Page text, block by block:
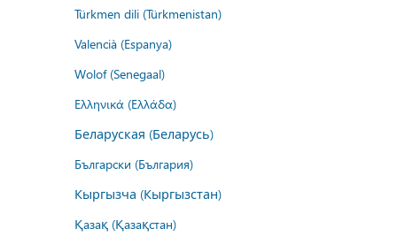
Türkmen dili (Türkmenistan)
Valencià (Espanya)
Wolof (Senegaal)
Ελληνικά (Ελλάδα)
Беларуская (Беларусь)
Български (България)
Кыргызча (Кыргызстан)
Қазақ (Қазақстан)